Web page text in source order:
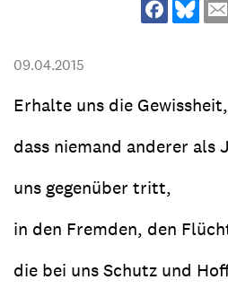
09.04.2015
Erhalte uns die Gewissheit,
dass niemand anderer als
uns gegenüber tritt,
in den Fremden, den
die bei uns Schutz und